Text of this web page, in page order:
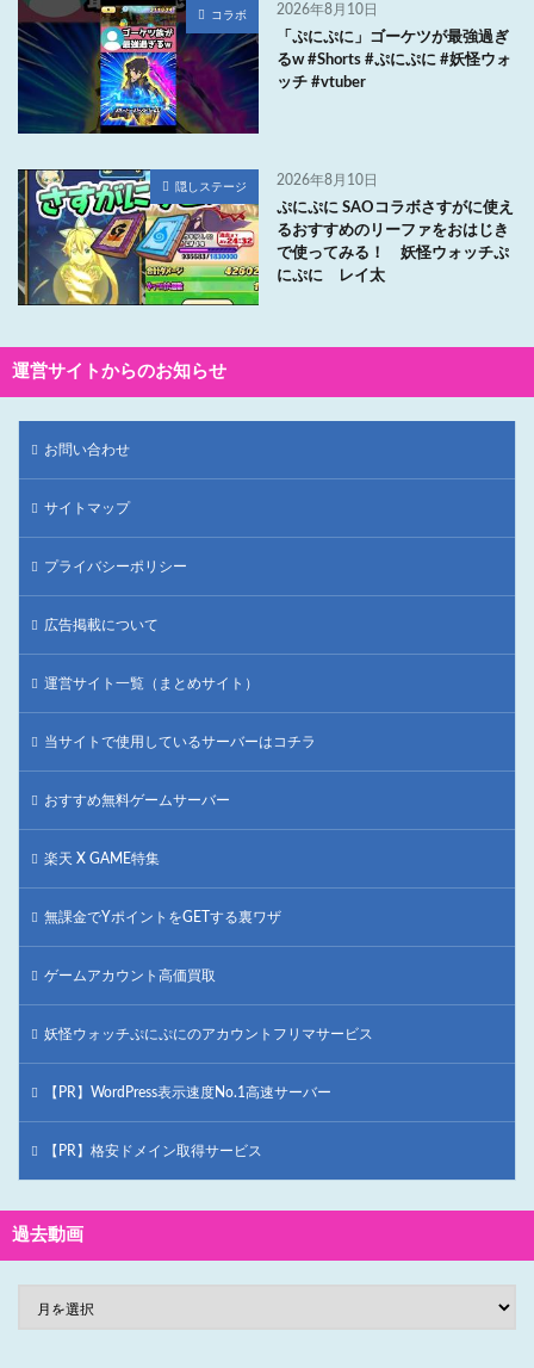
コラボ 2026年8月10日
「ぷにぷに」ゴーケツが最強過ぎ
るw #Shorts #ぷにぷに #妖怪ウォ
ッチ #vtuber
隠しステージ 2026年8月10日
ぷにぷに SAOコラボさすがに使え
るおすすめのリーファをおはじき
で使ってみる！ 妖怪ウォッチぷ
にぷに レイ太
運営サイトからのお知らせ
お問い合わせ
サイトマップ
プライバシーポリシー
広告掲載について
運営サイト一覧（まとめサイト）
当サイトで使用しているサーバーはコチラ
おすすめ無料ゲームサーバー
楽天 X GAME特集
無課金でYポイントをGETする裏ワザ
ゲームアカウント高価買取
妖怪ウォッチぷにぷにのアカウントフリマサービス
【PR】WordPress表示速度No.1高速サーバー
【PR】格安ドメイン取得サービス
過去動画